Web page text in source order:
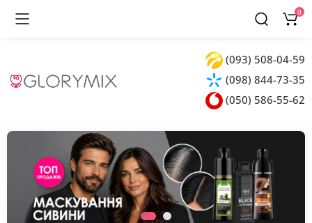
(093) 508-04-59
(098) 844-73-35
(050) 586-55-62
0